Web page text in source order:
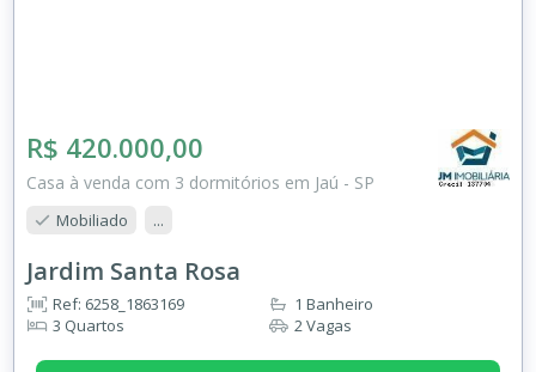
R$ 420.000,00
Casa à venda com 3 dormitórios em Jaú - SP
Mobiliado ...
Jardim Santa Rosa
Ref: 6258_1863169
3 Quartos
1 Banheiro
2 Vagas